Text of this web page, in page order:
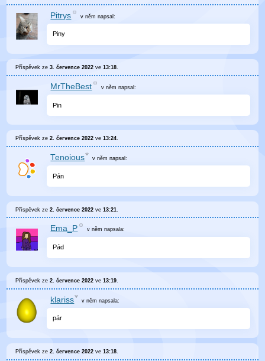
Pitrys v němnapsal:
Piny
Příspěvek ze3. července 2022 ve13:18.
MrTheBest v němnapsal:
Pin
Příspěvek ze2. července 2022 ve13:24.
Tenoious v něm napsal:
Pán
Příspěvek ze2. července 2022 ve13:21
Ema_P v němnapsala:
Pád
Příspěvek ze2. července 2022 ve13:19
klariss v něm napsala:
pár
Příspěvek ze2. července 2022 ve13:18.